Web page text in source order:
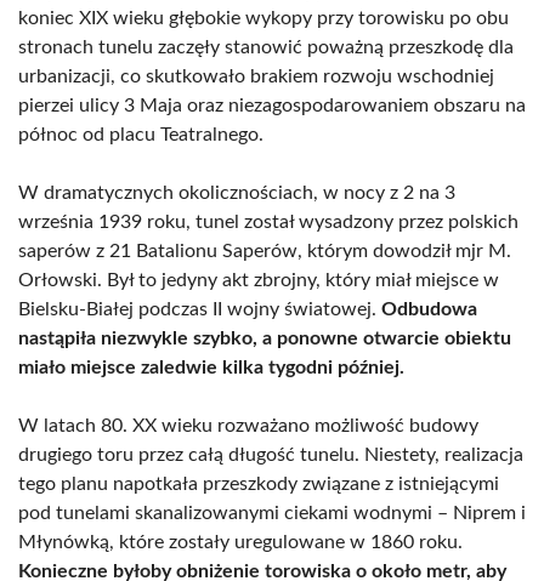
koniec XIX wieku głębokie wykopy przy torowisku po obu
stronach tunelu zaczęły stanowić poważną przeszkodę dla
urbanizacji, co skutkowało brakiem rozwoju wschodniej
pierzei ulicy 3 Maja oraz niezagospodarowaniem obszaru na
północ od placu Teatralnego.
W dramatycznych okolicznościach, w nocy z 2 na 3
września 1939 roku, tunel został wysadzony przez polskich
saperów z 21 Batalionu Saperów, którym dowodził mjr M.
Orłowski. Był to jedyny akt zbrojny, który miał miejsce w
Bielsku-Białej podczas II wojny światowej. Odbudowa
nastąpiła niezwykle szybko, a ponowne otwarcie obiektu
miało miejsce zaledwie kilka tygodni później.
W latach 80. XX wieku rozważano możliwość budowy
drugiego toru przez całą długość tunelu. Niestety, realizacja
tego planu napotkała przeszkody związane z istniejącymi
pod tunelami skanalizowanymi ciekami wodnymi – Niprem i
Młynówką, które zostały uregulowane w 1860 roku.
Konieczne byłoby obniżenie torowiska o około metr, aby